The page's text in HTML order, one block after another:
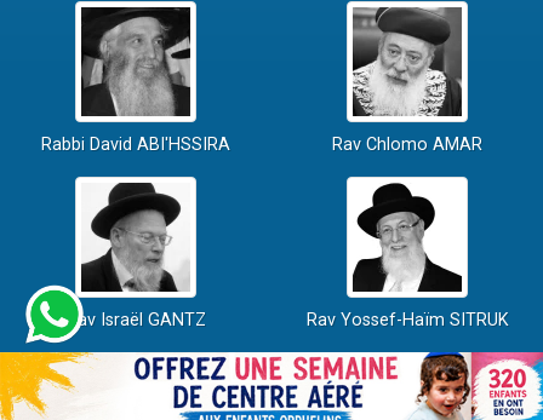
Rabbi David ABI'HSSIRA Rav Chlomo AMAR
Rav Israël GANTZ Rav Yossef-Haïm SITRUK